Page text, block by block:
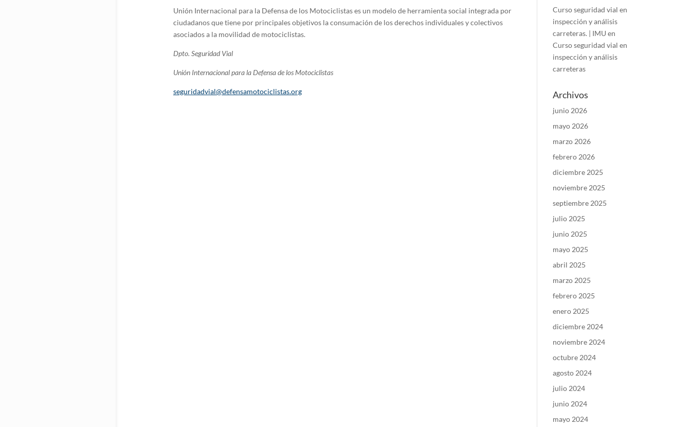
Unión Internacional para la Defensa de los Motociclistas es un modelo de herramienta social integrada por
ciudadanos que tiene por principales objetivos la consumación de los derechos individuales y colectivos
asociados a la movilidad de motociclistas.
Dpto. Seguridad Vial
Unión Internacional para la Defensa de los Motociclistas
seguridadvial@defensamotociclistas.org
Curso seguridad vial en
inspección y análisis
carreteras. | IMU en
Curso seguridad vial en
inspección y análisis
carreteras
Archivos
junio 2026
mayo 2026
marzo 2026
febrero 2026
diciembre 2025
noviembre 2025
septiembre 2025
julio 2025
junio 2025
mayo 2025
abril 2025
marzo 2025
febrero 2025
enero 2025
diciembre 2024
noviembre 2024
octubre 2024
agosto 2024
julio 2024
junio 2024
mayo 2024